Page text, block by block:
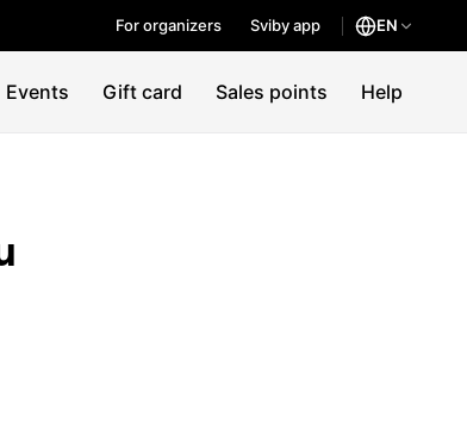
For organizers Sviby app EN
Events Gift card Sales points Help